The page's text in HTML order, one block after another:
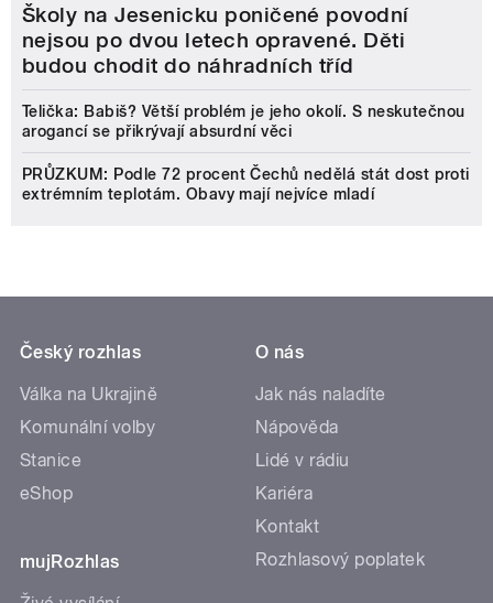
Školy na Jesenicku poničené povodní
nejsou po dvou letech opravené. Děti
budou chodit do náhradních tříd
Telička: Babiš? Větší problém je jeho okolí. S neskutečnou
arogancí se přikrývají absurdní věci
PRŮZKUM: Podle 72 procent Čechů nedělá stát dost proti
extrémním teplotám. Obavy mají nejvíce mladí
Český rozhlas
Válka na Ukrajině
Komunální volby
Stanice
eShop
mujRozhlas
O nás
Jak nás naladíte
Nápověda
Lidé v rádiu
Kariéra
Kontakt
Rozhlasový poplatek